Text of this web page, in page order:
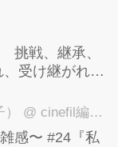
挑戦、継承、
受け継がれ、
で開催中！
@ cinefil編集部
感〜 #24『私